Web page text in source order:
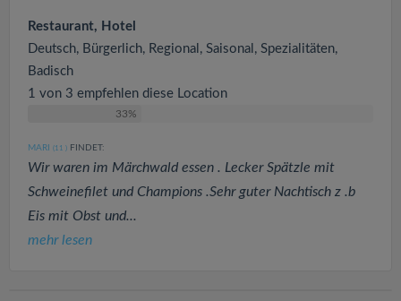
Restaurant, Hotel
Deutsch, Bürgerlich, Regional, Saisonal, Spezialitäten,
Badisch
1 von 3 empfehlen diese Location
33%
MARI (11 ) FINDET:
Wir waren im Märchwald essen . Lecker Spätzle mit
Schweinefilet und Champions .Sehr guter Nachtisch z .b
Eis mit Obst und...
mehr lesen